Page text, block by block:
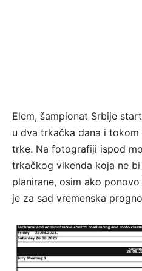
Elem, šampionat Srbije
u dva trkačka dana i
trke. Na fotografiji ispod
trkačkog vikenda koja ne
planirane, osim ako
je za sad vremenska